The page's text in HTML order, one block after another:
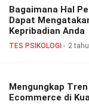
Bagaimana Hal
Dapat
Kepribadian Anda
TES PSIKOLOGI 2
Mengungkap
Ecommerce di